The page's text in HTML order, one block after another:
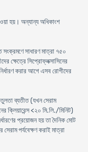
হয়। অন্যান্য অধিকাংশ
সাধারণ মাত্রা ৭৫০
ক্ষেত্রে সিপ্রোফ্লক্সাসিনের
করার আগে এসব রোগীদের
ব্যতীত (যখন সেরাম
ক্লিয়ারেন্স <২০ মি.লি./মিনিট)
প্রয়োজন হয় তা দৈনিক মোট
পর্যবেক্ষণ করাই মাত্রা